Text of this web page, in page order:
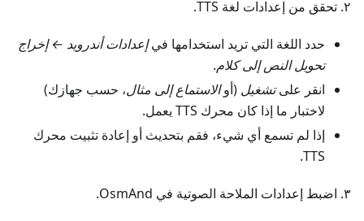
٢. تحقق من إعدادات لغة TTS.
حدد اللغة التي تريد استخدامها فيإعدادات أندرويد ← إخراج
تحويل النص إلى كلام.
انقر علىتشغيل (أوالاستماع إلى مثال، حسب جهازك)
لاختبار ما إذا كان محرك TTS يعمل.
إذا لم تسمع أي شيء، فقم بتحديث أو إعادة تثبيت محرك
TTS.
٣. اضبط إعدادات الملاحة الصوتية في OsmAnd.